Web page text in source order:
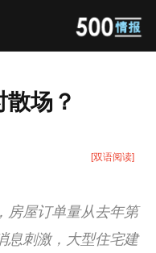
场？
[双语阅读]
房屋订单量从去年第
息刺激，大型住宅建